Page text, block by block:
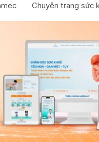
Chuyên trang sức